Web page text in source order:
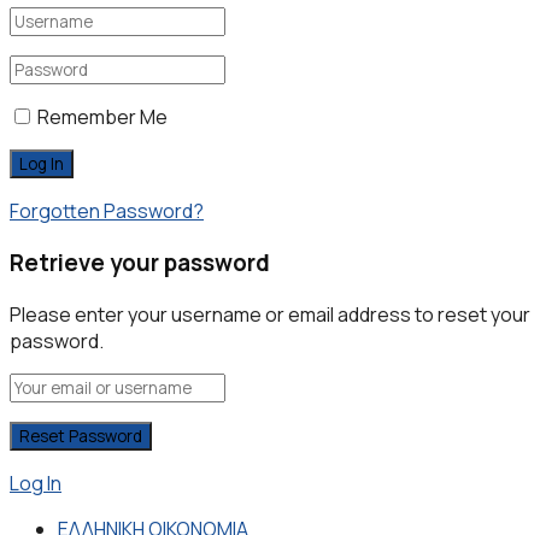
Remember Me
Forgotten Password?
Retrieve your password
Please enter your username or email address to reset your
password.
Log In
ΕΛΛΗΝΙΚΗ ΟΙΚΟΝΟΜΙΑ